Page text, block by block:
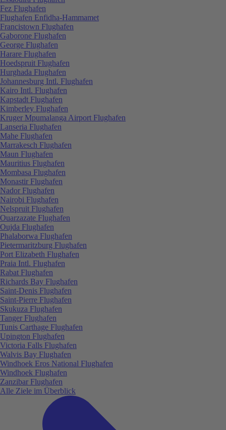
Fez Flughafen
Flughafen Enfidha-Hammamet
Francistown Flughafen
Gaborone Flughafen
George Flughafen
Harare Flughafen
Hoedspruit Flughafen
Hurghada Flughafen
Johannesburg Intl. Flughafen
Kairo Intl. Flughafen
Kapstadt Flughafen
Kimberley Flughafen
Kruger Mpumalanga Airport Flughafen
Lanseria Flughafen
Mahe Flughafen
Marrakesch Flughafen
Maun Flughafen
Mauritius Flughafen
Mombasa Flughafen
Monastir Flughafen
Nador Flughafen
Nairobi Flughafen
Nelspruit Flughafen
Ouarzazate Flughafen
Oujda Flughafen
Phalaborwa Flughafen
Pietermaritzburg Flughafen
Port Elizabeth Flughafen
Praia Intl. Flughafen
Rabat Flughafen
Richards Bay Flughafen
Saint-Denis Flughafen
Saint-Pierre Flughafen
Skukuza Flughafen
Tanger Flughafen
Tunis Carthage Flughafen
Upington Flughafen
Victoria Falls Flughafen
Walvis Bay Flughafen
Windhoek Eros National Flughafen
Windhoek Flughafen
Zanzibar Flughafen
Alle Ziele im Überblick